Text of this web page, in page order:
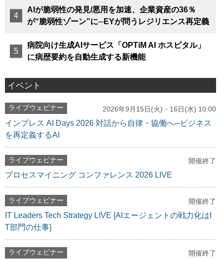
AIが脆弱性の発見/悪用を加速、企業資産の36％
が“脆弱性ゾーン”に─EYが問うレジリエンス再定義
病院向け生成AIサービス「OPTiM AI ホスピタル」
に病歴要約を自動生成する新機能
イベント
ライブウェビナー 2026年9月15日(火)・16日(水) 10:00
インプレス AI Days 2026 対話から自律・協働へ─ビジネス
を再定義するAI
ライブウェビナー 開催終了
プロセスマイニング コンファレンス 2026 LIVE
ライブウェビナー 開催終了
IT Leaders Tech Strategy LIVE [AIエージェントの戦力化はI
T部門の仕事]
ライブウェビナー 開催終了